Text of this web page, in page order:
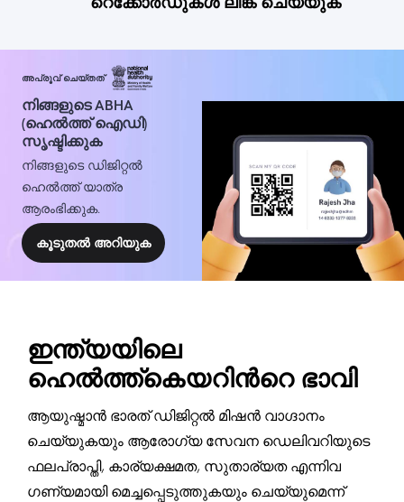
അപ്രൂവ് ചെയ്തത്
നിങ്ങളുടെ ABHA
(ഹെൽത്ത് ഐഡി)
സൃഷ്ടിക്കുക
നിങ്ങളുടെ ഡിജിറ്റൽ
ഹെൽത്ത് യാത്ര
ആരംഭിക്കുക.
കൂടുതൽ അറിയുക
ഇന്ത്യയിലെ
ഹെല്‍ത്ത്‍കെയറിന്‍റെ ഭാവി
ആയുഷ്മാൻ ഭാരത് ഡിജിറ്റൽ മിഷൻ വാഗ്ദാനം
ചെയ്യുകയും ആരോഗ്യ സേവന ഡെലിവറിയുടെ
ഫലപ്രാപ്തി, കാര്യക്ഷമത, സുതാര്യത എന്നിവ
ഗണ്യമായി മെച്ചപ്പെടുത്തുകയും ചെയ്യുമെന്ന്